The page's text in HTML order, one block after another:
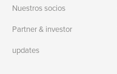
Nuestros socios
Partner & investor
updates